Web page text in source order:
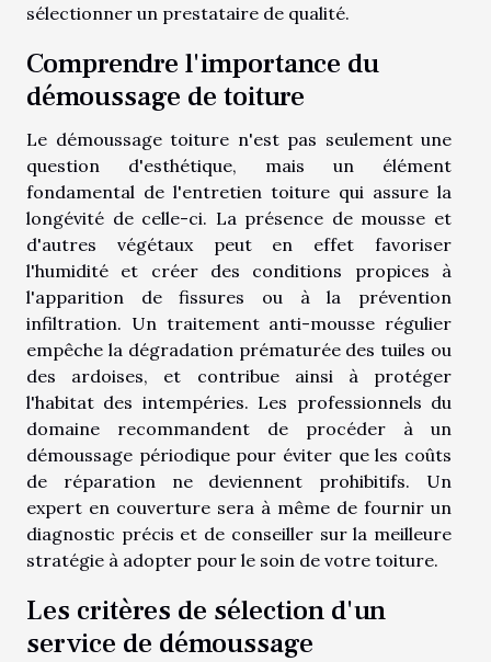
sélectionner un prestataire de qualité.
Comprendre l'importance du
démoussage de toiture
Le démoussage toiture n'est pas seulement une
question d'esthétique, mais un élément
fondamental de l'entretien toiture qui assure la
longévité de celle-ci. La présence de mousse et
d'autres végétaux peut en effet favoriser
l'humidité et créer des conditions propices à
l'apparition de fissures ou à la prévention
infiltration. Un traitement anti-mousse régulier
empêche la dégradation prématurée des tuiles ou
des ardoises, et contribue ainsi à protéger
l'habitat des intempéries. Les professionnels du
domaine recommandent de procéder à un
démoussage périodique pour éviter que les coûts
de réparation ne deviennent prohibitifs. Un
expert en couverture sera à même de fournir un
diagnostic précis et de conseiller sur la meilleure
stratégie à adopter pour le soin de votre toiture.
Les critères de sélection d'un
service de démoussage